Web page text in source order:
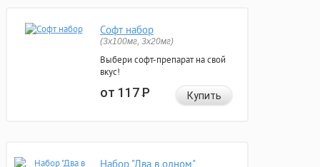
Софт набор
(3x100мг, 3x20мг)
Выбери софт-препарат на свой
вкус!
от 117Р Купить
Набор "Два в одном"